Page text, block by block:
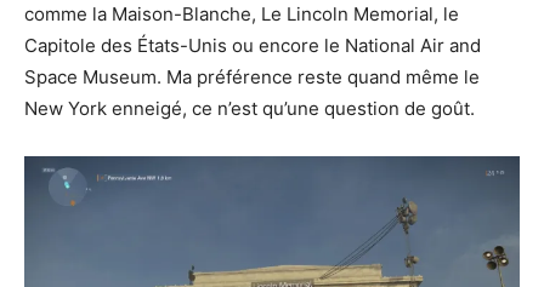
comme la Maison-Blanche, Le Lincoln Memorial, le
Capitole des États-Unis ou encore le National Air and
Space Museum. Ma préférence reste quand même le
New York enneigé, ce n’est qu’une question de goût.